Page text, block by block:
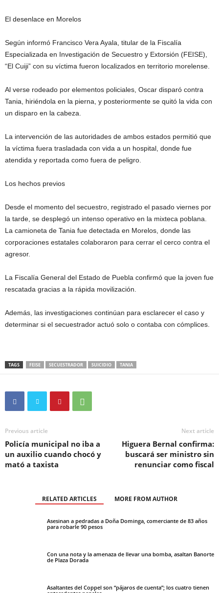
El desenlace en Morelos
Según informó Francisco Vera Ayala, titular de la Fiscalía
Especializada en Investigación de Secuestro y Extorsión (FEISE),
“El Cuiji” con su víctima fueron localizados en territorio morelense.
Al verse rodeado por elementos policiales, Oscar disparó contra
Tania, hiriéndola en la pierna, y posteriormente se quitó la vida con
un disparo en la cabeza.
La intervención de las autoridades de ambos estados permitió que
la víctima fuera trasladada con vida a un hospital, donde fue
atendida y reportada como fuera de peligro.
Los hechos previos
Desde el momento del secuestro, registrado el pasado viernes por
la tarde, se desplegó un intenso operativo en la mixteca poblana.
La camioneta de Tania fue detectada en Morelos, donde las
corporaciones estatales colaboraron para cerrar el cerco contra el
agresor.
La Fiscalía General del Estado de Puebla confirmó que la joven fue
rescatada gracias a la rápida movilización.
Además, las investigaciones continúan para esclarecer el caso y
determinar si el secuestrador actuó solo o contaba con cómplices.
TAGS FEISE SECUESTRADOR SUICIDIO TANIA
Previous article
Policía municipal no iba a
un auxilio cuando chocó y
mató a taxista
Next article
Higuera Bernal confirma:
buscará ser ministro sin
renunciar como fiscal
RELATED ARTICLES MORE FROM AUTHOR
Asesinan a pedradas a Doña Dominga, comerciante de 83 años
para robarle 90 pesos
Con una nota y la amenaza de llevar una bomba, asaltan Banorte
de Plaza Dorada
Asaltantes del Coppel son “pájaros de cuenta”; los cuatro tienen